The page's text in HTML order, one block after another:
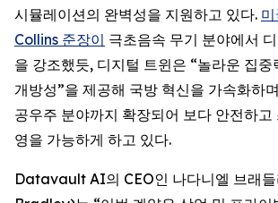
시뮬레이션의 완벽성을 지원하고 있다.
Collins 준장이 극초음속 무기 분야에서
을 강조했듯, 디지털 트윈은 “놀라운 집중
개방성”을 제공해 국방 혁신을 가속화하
공우주 분야까지 확장되어 보다 안전하고
영을 가능하게 하고 있다.
Datavault AI의 CEO인 나다니엘 브래